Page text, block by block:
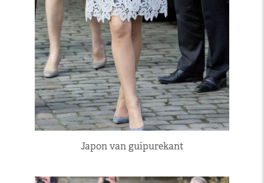
Japon van guipurekant